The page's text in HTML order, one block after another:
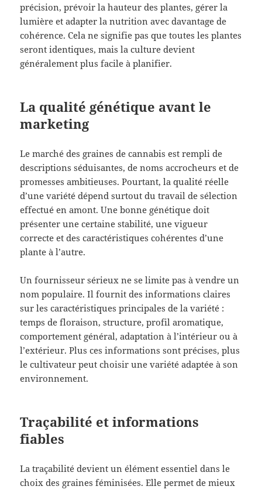
précision, prévoir la hauteur des plantes, gérer la
lumière et adapter la nutrition avec davantage de
cohérence. Cela ne signifie pas que toutes les plantes
seront identiques, mais la culture devient
généralement plus facile à planifier.
La qualité génétique avant le
marketing
Le marché des graines de cannabis est rempli de
descriptions séduisantes, de noms accrocheurs et de
promesses ambitieuses. Pourtant, la qualité réelle
d’une variété dépend surtout du travail de sélection
effectué en amont. Une bonne génétique doit
présenter une certaine stabilité, une vigueur
correcte et des caractéristiques cohérentes d’une
plante à l’autre.
Un fournisseur sérieux ne se limite pas à vendre un
nom populaire. Il fournit des informations claires
sur les caractéristiques principales de la variété :
temps de floraison, structure, profil aromatique,
comportement général, adaptation à l’intérieur ou à
l’extérieur. Plus ces informations sont précises, plus
le cultivateur peut choisir une variété adaptée à son
environnement.
Traçabilité et informations
fiables
La traçabilité devient un élément essentiel dans le
choix des graines féminisées. Elle permet de mieux